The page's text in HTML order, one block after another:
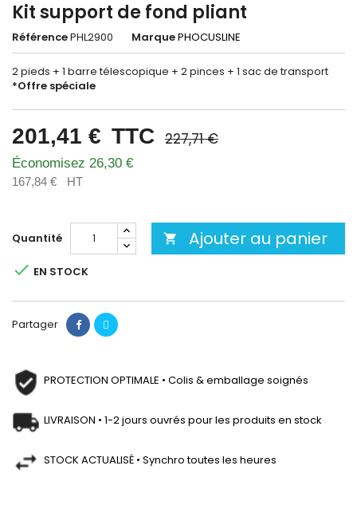
Kit support de fond pliant
RéférencePHL2900 MarquePHOCUSLINE
2 pieds + 1 barre télescopique + 2 pinces + 1 sac de transport
*Offre spéciale
201,41 € TTC 227,71 €
Économisez 26,30 €
167,84 € HT
Quantité  Ajouter au panier
 EN STOCK
Partager
PROTECTION OPTIMALE • Colis & emballage soignés
LIVRAISON • 1-2 jours ouvrés pour les produits en stock
STOCK ACTUALISÉ • Synchro toutes les heures